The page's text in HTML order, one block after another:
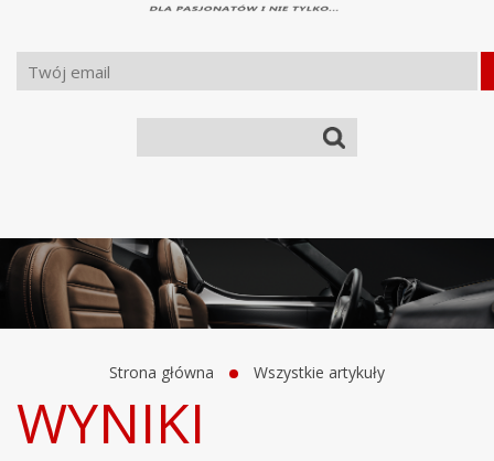
Strona główna Wszystkie artykuły
WYNIKI